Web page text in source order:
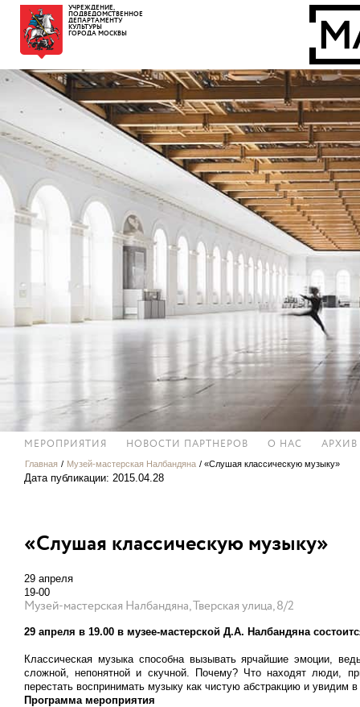
УЧРЕЖДЕНИЕ,
ПОДВЕДОМСТВЕННОЕ
ДЕПАРТАМЕНТУ
КУЛЬТУРЫ
ГОРОДА МОСКВЫ
МЕРОПРИЯТИЯ НОВОСТИ ПАРТНЕРОВ О НАС АРХИВ
Главная / Музей-мастерская Налбандяна / «Слушая классическую музыку»
Дата публикации: 2015.04.28
«Слушая классическую музыку»
29 апреля
19-00
Музей-мастерская Налбандяна, Тверская улица, 8/2
29 апреля в 19.00 в музее-мастерской Д.А. Налбандяна
Классическая музыка способна вызывать ярчайшие эмоции,
сложной, непонятной и скучной. Почему? Что находят люди,
перестать воспринимать музыку как чистую абстракцию и увидим
Программа мероприятия